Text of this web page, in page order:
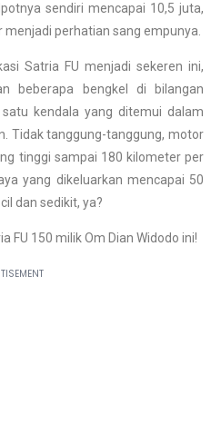
sendiri mencapai 10,5 juta,
perhatian sang empunya.
Satria FU menjadi sekeren ini,
beberapa bengkel di bilangan
kendala yang ditemui dalam
Tidak tanggung-tanggung, motor
tinggi sampai 180 kilometer per
yang dikeluarkan mencapai 50
dan sedikit, ya?
FU 150 milik Om Dian Widodo ini!